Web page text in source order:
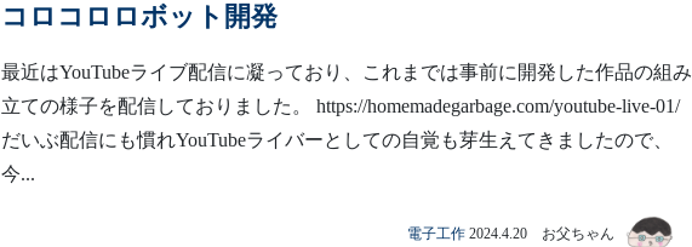
コロコロロボット開発
最近はYouTubeライブ配信に凝っており、これまでは事前に開発した作品の組み
立ての様子を配信しておりました。 https://homemadegarbage.com/youtube-live-01/
だいぶ配信にも慣れYouTubeライバーとしての自覚も芽生えてきましたので、
今...
電子工作 2024.4.20 お父ちゃん